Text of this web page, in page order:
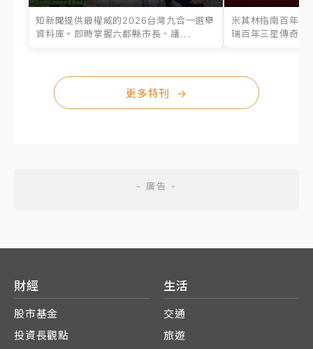
知新聞提供最權威的2026台灣九合一選舉
資料庫。即時掌握六都縣市長、議...
米其林指南百年之
瑞百年三星傳奇、
更多特刊 →
財經
股市基金
投資長觀點
生活
交通
旅遊